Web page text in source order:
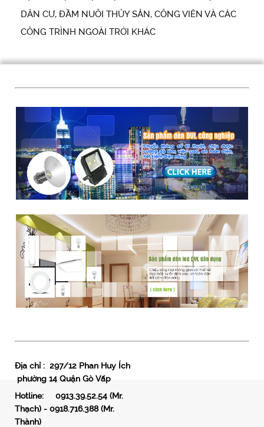
DÂN CƯ, ĐẦM NUÔI THỦY SẢN, CÔNG VIÊN VÀ CÁC
CÔNG TRÌNH NGOÀI TRỜI KHÁC
Địa chỉ : 297/12 Phan Huy Ích
phường 14 Quận Gò Vấp
Hotline: 0913.39.52.54 (Mr.
Thạch) - 0918.716.388 (Mr.
Thành)